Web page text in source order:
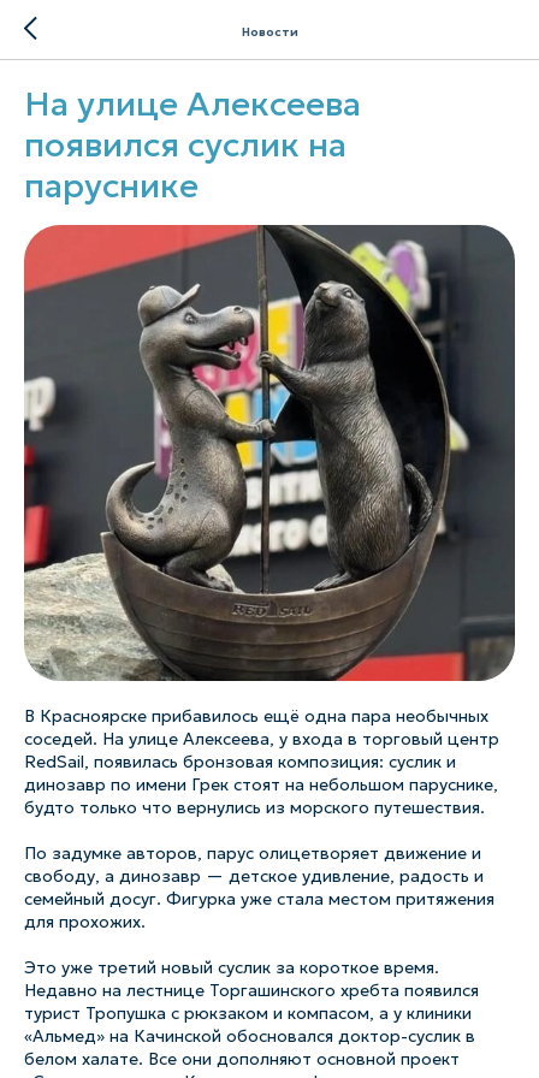
Новости
На улице Алексеева
появился суслик на
паруснике
В Красноярске прибавилось ещё одна пара необычных
соседей. На улице Алексеева, у входа в торговый центр
RedSail, появилась бронзовая композиция: суслик и
динозавр по имени Грек стоят на небольшом паруснике,
будто только что вернулись из морского путешествия.
По задумке авторов, парус олицетворяет движение и
свободу, а динозавр — детское удивление, радость и
семейный досуг. Фигурка уже стала местом притяжения
для прохожих.
Это уже третий новый суслик за короткое время.
Недавно на лестнице Торгашинского хребта появился
турист Тропушка с рюкзаком и компасом, а у клиники
«Альмед» на Качинской обосновался доктор-суслик в
белом халате. Все они дополняют основной проект